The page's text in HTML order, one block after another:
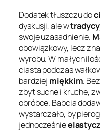
Dodatek tłuszczu do
dyskusji, ale w
swoje uzasadnienie.
obowiązkowy, lecz
wyrobu. W małych
ciasta podczas
bardziej miękkim.
zbyt suche i kruche,
obróbce. Babcia
wystarczało, by
jednocześnie